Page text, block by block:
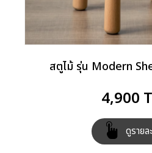
สตูไม้ รุ่น Modern
4,900
ดูรายล